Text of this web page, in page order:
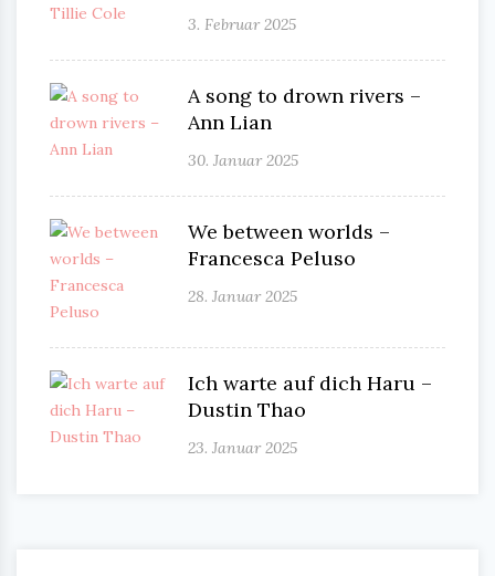
3. Februar 2025
A song to drown rivers –
Ann Lian
30. Januar 2025
We between worlds –
Francesca Peluso
28. Januar 2025
Ich warte auf dich Haru –
Dustin Thao
23. Januar 2025